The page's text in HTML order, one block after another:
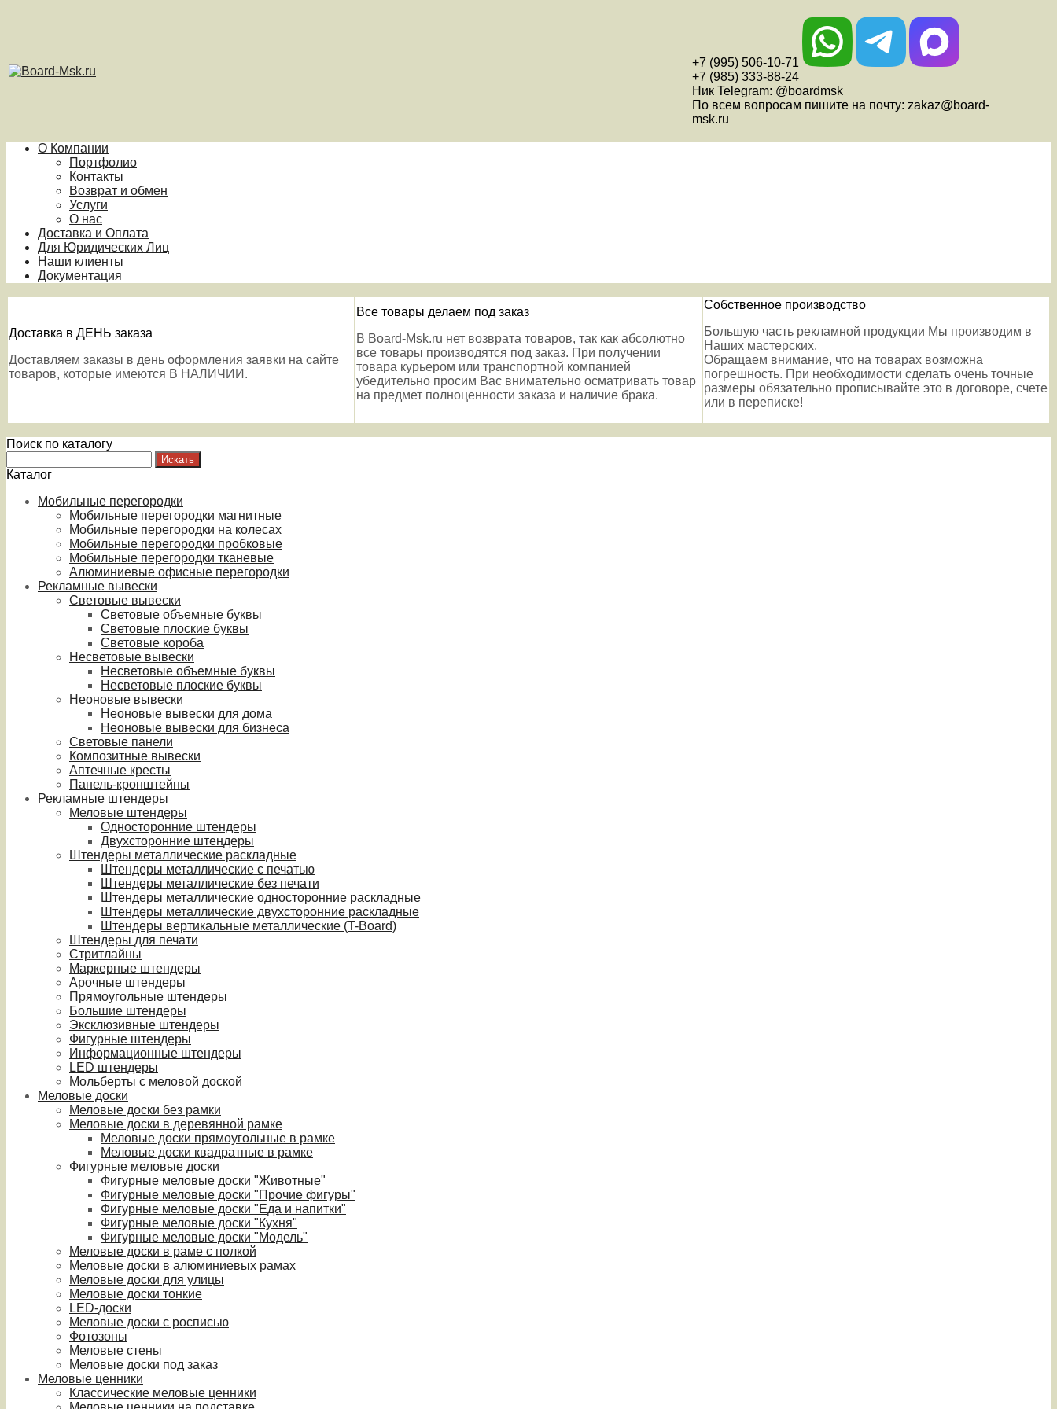
+7 (995) 506-10-71
+7 (985) 333-88-24
Ник Telegram: @boardmsk
По всем вопросам пишите на почту: zakaz@board-
msk.ru
О Компании
Портфолио
Контакты
Возврат и обмен
Услуги
О нас
Доставка и Оплата
Для Юридических Лиц
Наши клиенты
Документация
Доставка в ДЕНЬ заказа
Доставляем заказы в день оформления заявки на сайте
товаров, которые имеются В НАЛИЧИИ.
Все товары делаем под заказ
В Board-Msk.ru нет возврата товаров, так как абсолютно
все товары производятся под заказ. При получении
товара курьером или транспортной компанией
убедительно просим Вас внимательно осматривать товар
на предмет полноценности заказа и наличие брака.
Собственное производство
Большую часть рекламной продукции Мы производим в
Наших мастерских.
Обращаем внимание, что на товарах возможна
погрешность. При необходимости сделать очень точные
размеры обязательно прописывайте это в договоре, счете
или в переписке!
Поиск по каталогу
Каталог
Мобильные перегородки
Мобильные перегородки магнитные
Мобильные перегородки на колесах
Мобильные перегородки пробковые
Мобильные перегородки тканевые
Алюминиевые офисные перегородки
Рекламные вывески
Световые вывески
Световые объемные буквы
Световые плоские буквы
Световые короба
Несветовые вывески
Несветовые объемные буквы
Несветовые плоские буквы
Неоновые вывески
Неоновые вывески для дома
Неоновые вывески для бизнеса
Световые панели
Композитные вывески
Аптечные кресты
Панель-кронштейны
Рекламные штендеры
Меловые штендеры
Односторонние штендеры
Двухсторонние штендеры
Штендеры металлические раскладные
Штендеры металлические с печатью
Штендеры металлические без печати
Штендеры металлические односторонние раскладные
Штендеры металлические двухсторонние раскладные
Штендеры вертикальные металлические (T-Board)
Штендеры для печати
Стритлайны
Маркерные штендеры
Арочные штендеры
Прямоугольные штендеры
Большие штендеры
Эксклюзивные штендеры
Фигурные штендеры
Информационные штендеры
LED штендеры
Мольберты с меловой доской
Меловые доски
Меловые доски без рамки
Меловые доски в деревянной рамке
Меловые доски прямоугольные в рамке
Меловые доски квадратные в рамке
Фигурные меловые доски
Фигурные меловые доски "Животные"
Фигурные меловые доски "Прочие фигуры"
Фигурные меловые доски "Еда и напитки"
Фигурные меловые доски "Кухня"
Фигурные меловые доски "Модель"
Меловые доски в раме с полкой
Меловые доски в алюминиевых рамах
Меловые доски для улицы
Меловые доски тонкие
LED-доски
Меловые доски с росписью
Фотозоны
Меловые стены
Меловые доски под заказ
Меловые ценники
Классические меловые ценники